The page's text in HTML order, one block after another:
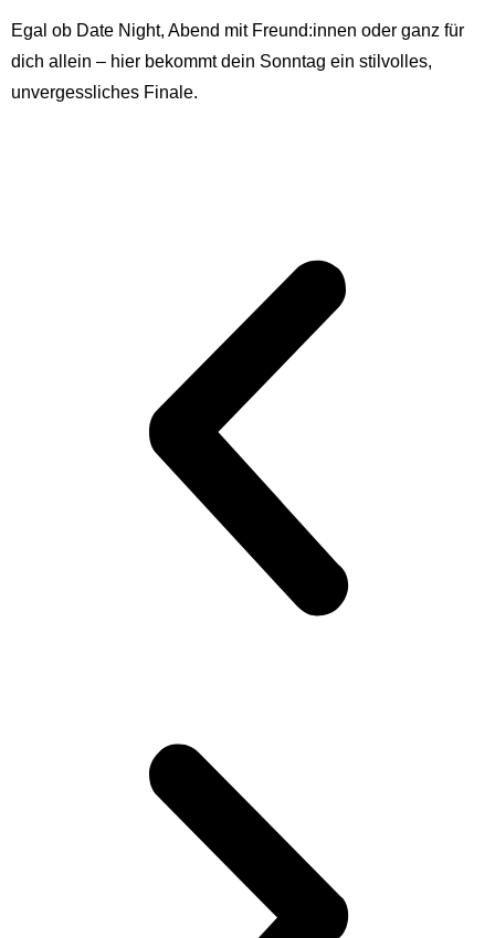
Egal ob Date Night, Abend mit Freund:innen oder ganz für
dich allein – hier bekommt dein Sonntag ein stilvolles,
unvergessliches Finale.